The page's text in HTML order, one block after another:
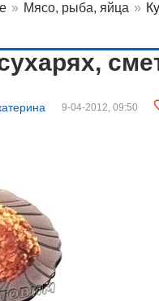
» Мясо, рыба, яйца »
9-04-2012, 09:50